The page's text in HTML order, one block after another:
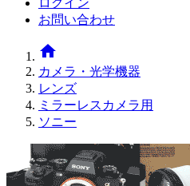
お問い合わせ
home
カメラ・光学機器
レンズ
ミラーレスカメラ用
ソニー